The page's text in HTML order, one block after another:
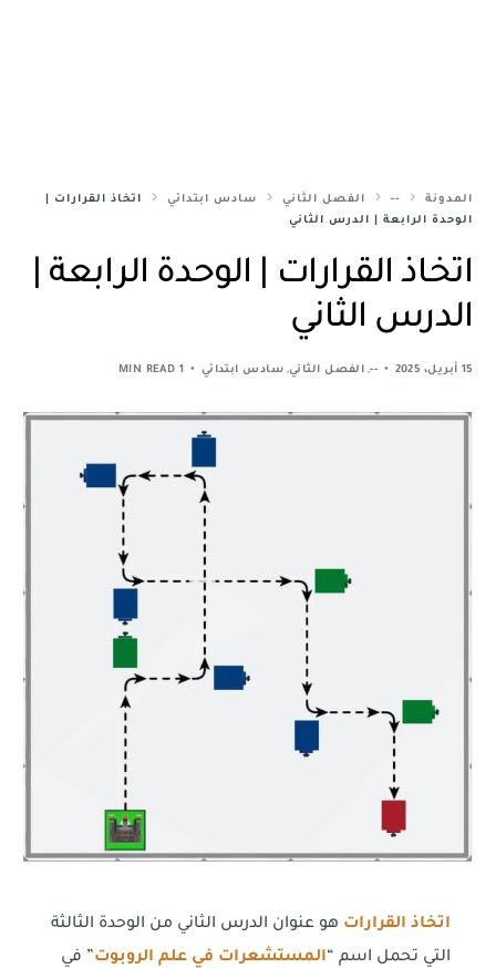
المدونة -- الفصل الثاني سادس ابتدائي
اتخاذ القرارات |
الوحدة الرابعة | الدرس الثاني
اتخاذ القرارات | الوحدة الرابعة |
الدرس الثاني
15 أبريل، 2025 --
, الفصل الثاني,سادس ابتدائي 1 MIN READ
اتخاذ القرارات هو عنوان الدرس الثاني من الوحدة الثالثة
التي تحمل اسم “المستشعرات في علم الروبوت” في